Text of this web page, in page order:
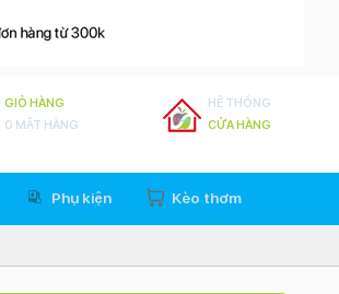
GIỎ HÀNG
0 MẶT HÀNG
HỆ THỐNG
CỬA HÀNG
Phụ kiện Kèo thơm